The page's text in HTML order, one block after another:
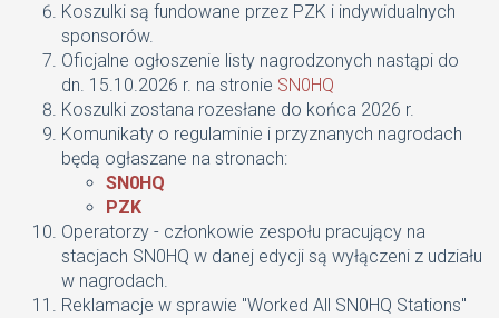
Koszulki są fundowane przez PZK i indywidualnych
sponsorów.
Oficjalne ogłoszenie listy nagrodzonych nastąpi do
dn. 15.10.2026 r. na stronie SN0HQ
Koszulki zostana rozesłane do końca 2026 r.
Komunikaty o regulaminie i przyznanych nagrodach
będą ogłaszane na stronach:
SN0HQ
PZK
Operatorzy - członkowie zespołu pracujący na
stacjach SN0HQ w danej edycji są wyłączeni z udziału
w nagrodach.
Reklamacje w sprawie "Worked All SN0HQ Stations"